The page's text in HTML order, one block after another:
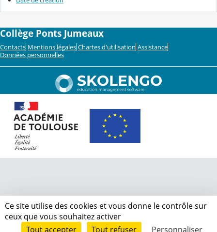
Collège Ponts Jumeaux
Contacts Mentions légales Chartes d'utilisation Assistance
Données personnelles
Ce site utilise des cookies et vous donne le contrôle sur
ceux que vous souhaitez activer
Tout accepter
Tout refuser Personnaliser